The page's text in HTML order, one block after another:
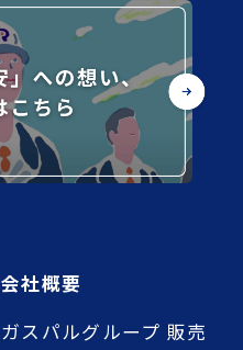
会社概要
ガスパルグループ 販売